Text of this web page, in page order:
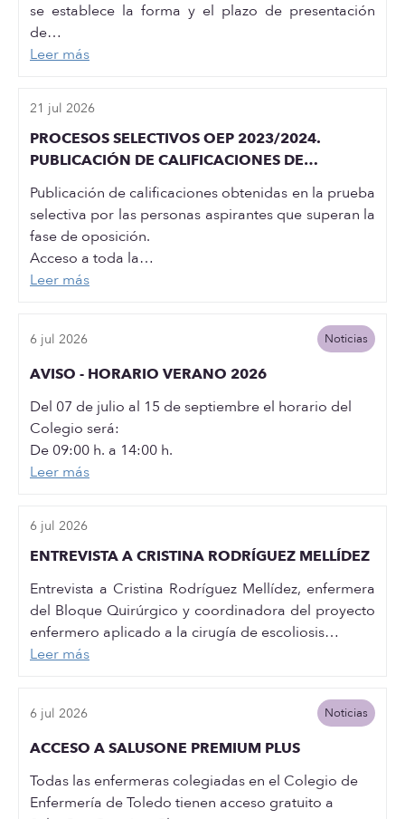
se establece la forma y el plazo de presentación
de…
Leer más
21 jul 2026
PROCESOS SELECTIVOS OEP 2023/2024.
PUBLICACIÓN DE CALIFICACIONES DE
ENFERMERO/A ESPECIALISTA EN ENFERMERIA
OBSTETRICO GINECOLOGICA
Publicación de calificaciones obtenidas en la prueba
selectiva por las personas aspirantes que superan la
fase de oposición.
Acceso a toda la…
Leer más
6 jul 2026 Noticias
AVISO - HORARIO VERANO 2026
Del 07 de julio al 15 de septiembre el horario del
Colegio será:
De 09:00 h. a 14:00 h.
Leer más
6 jul 2026
ENTREVISTA A CRISTINA RODRÍGUEZ MELLÍDEZ
Entrevista a Cristina Rodríguez Mellídez, enfermera
del Bloque Quirúrgico y coordinadora del proyecto
enfermero aplicado a la cirugía de escoliosis…
Leer más
6 jul 2026 Noticias
ACCESO A SALUSONE PREMIUM PLUS
Todas las enfermeras colegiadas en el Colegio de
Enfermería de Toledo tienen acceso gratuito a